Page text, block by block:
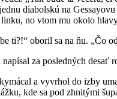
diabolskú na
no vtom mu okolo
ti?!“ oboril sa na ňu. „Čo
za posledných
a vyvrhol do izby
kde sa pod zhnitými